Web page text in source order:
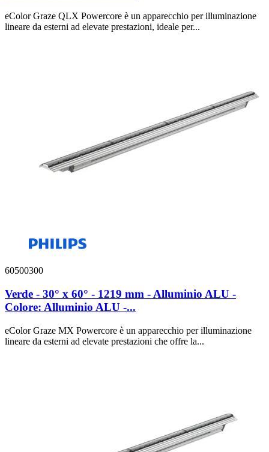
eColor Graze QLX Powercore è un apparecchio per illuminazione
lineare da esterni ad elevate prestazioni, ideale per...
60500300
Verde - 30° x 60° - 1219 mm - Alluminio ALU -
Colore: Alluminio ALU -...
eColor Graze MX Powercore è un apparecchio per illuminazione
lineare da esterni ad elevate prestazioni che offre la...